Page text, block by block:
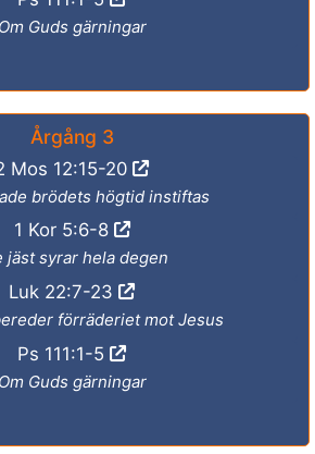
Om Guds gärningar
Årgång 3
Mos 12:15-20
brödets högtid instiftas
1 Kor 5:6-8
jäst syrar hela degen
Luk 22:7-23
förräderiet mot Jesus
Ps 111:1-5
Om Guds gärningar